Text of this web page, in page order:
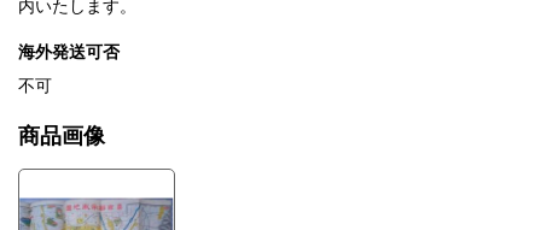
内いたします。
海外発送可否
不可
商品画像